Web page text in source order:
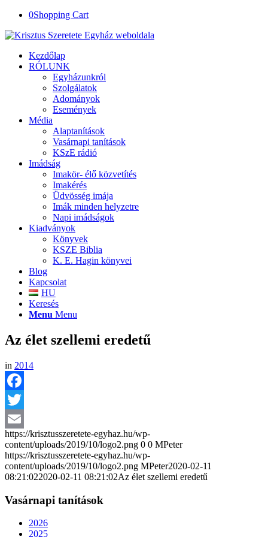
0Shopping Cart
Kezdőlap
RÓLUNK
Egyházunkról
Szolgálatok
Adományok
Események
Média
Alaptanítások
Vasárnapi tanítások
KSzE rádió
Imádság
Imakör- élő közvetítés
Imakérés
Üdvösség imája
Imák minden helyzetre
Napi imádságok
Kiadványok
Könyvek
KSZE Biblia
K. E. Hagin könyvei
Blog
Kapcsolat
HU
Keresés
Menu Menu
Az élet szellemi eredetű
in 2014
Facebook
Twitter
Email
https://krisztusszeretete-egyhaz.hu/wp-
content/uploads/2019/10/logo2.png 0 0 MPeter
https://krisztusszeretete-egyhaz.hu/wp-
content/uploads/2019/10/logo2.png MPeter2020-02-11
08:21:022020-02-11 08:21:02Az élet szellemi eredetű
Vasárnapi tanítások
2026
2025